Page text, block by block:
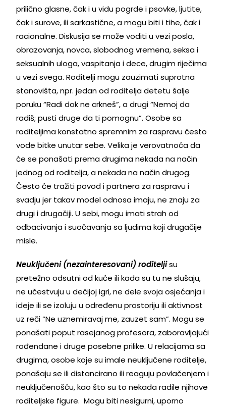
prilično glasne, čak i u vidu pogrde i psovke, ljutite,
čak i surove, ili sarkastične, a mogu biti i tihe, čak i
racionalne. Diskusija se može voditi u vezi posla,
obrazovanja, novca, slobodnog vremena, seksa i
seksualnih uloga, vaspitanja i dece, drugim riječima
u vezi svega. Roditelji mogu zauzimati suprotna
stanovišta, npr. jedan od roditelja detetu šalje
poruku “Radi dok ne crkneš”, a drugi “Nemoj da
radiš; pusti druge da ti pomognu”. Osobe sa
roditeljima konstatno spremnim za raspravu često
vode bitke unutar sebe. Velika je verovatnoća da
će se ponašati prema drugima nekada na način
jednog od roditelja, a nekada na način drugog.
Često će tražiti povod i partnera za raspravu i
svadju jer takav model odnosa imaju, ne znaju za
drugi i drugačiji. U sebi, mogu imati strah od
odbacivanja i suočavanja sa ljudima koji drugačije
misle.
Neuključeni (nezainteresovani) roditeljisu
pretežno odsutni od kuće ili kada su tu ne slušaju,
ne učestvuju u dečijoj igri, ne dele svoja osjećanja i
ideje ili se izoluju u određenu prostoriju ili aktivnost
uz reči “Ne uznemiravaj me, zauzet sam”. Mogu se
ponašati poput rasejanog profesora, zaboravljajući
rođendane i druge posebne prilike. U relacijama sa
drugima, osobe koje su imale neuključene roditelje,
ponašaju se ili distancirano ili reaguju povlačenjem i
neuključenošću, kao što su to nekada radile njihove
roditeljske figure. Mogu biti nesigurni, uporno